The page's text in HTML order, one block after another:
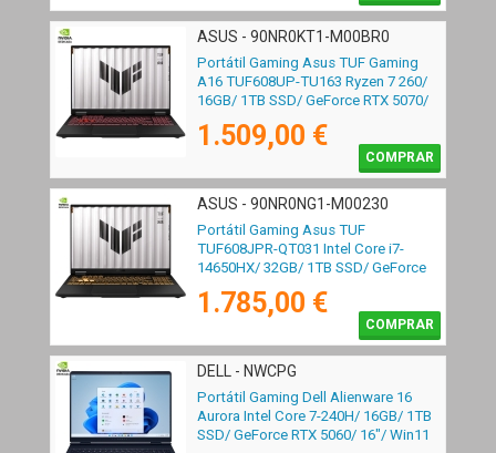
ASUS - 90NR0KT1-M00BR0
Portátil Gaming Asus TUF Gaming
A16 TUF608UP-TU163 Ryzen 7 260/
16GB/ 1TB SSD/ GeForce RTX 5070/
1.509,00 €
COMPRAR
ASUS - 90NR0NG1-M00230
Portátil Gaming Asus TUF
TUF608JPR-QT031 Intel Core i7-
14650HX/ 32GB/ 1TB SSD/ GeForce
1.785,00 €
COMPRAR
DELL - NWCPG
Portátil Gaming Dell Alienware 16
Aurora Intel Core 7-240H/ 16GB/ 1TB
SSD/ GeForce RTX 5060/ 16"/ Win11